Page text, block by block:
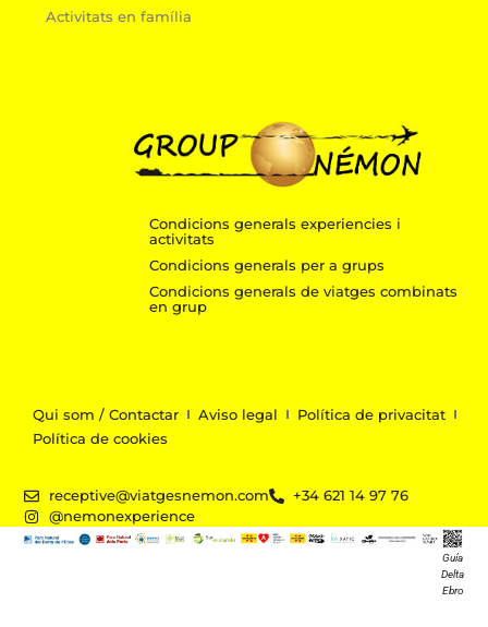
Activitats en família
Condicions generals experiencies i
activitats
Condicions generals per a grups
Condicions generals de viatges combinats
en grup
Qui som / Contactar Aviso legal
Política de privacitat
Política de cookies
receptive@viatgesnemon.com
+34 621 14 97 76
@nemonexperience
Guía
Delta
Ebro